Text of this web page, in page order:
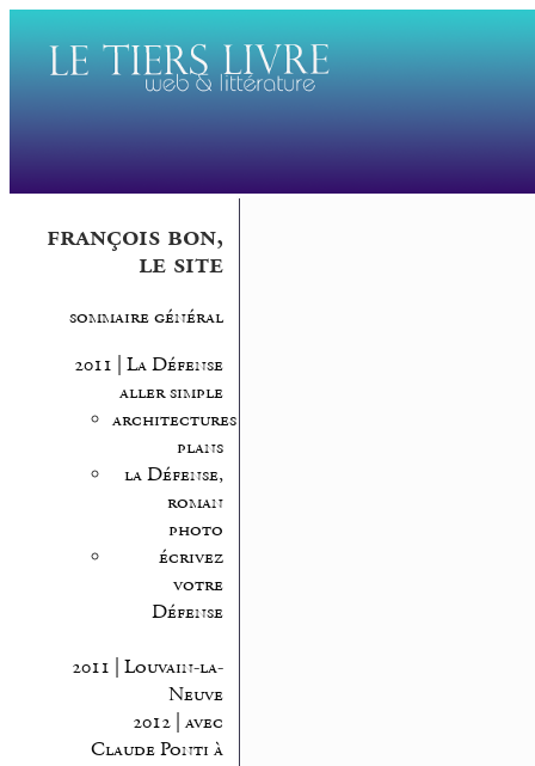
françois bon,
le site
sommaire général
2011 | La Défense
aller simple
architectures,
plans
la Défense,
roman
photo
écrivez
votre
Défense
2011 | Louvain-la-
Neuve
2012 | avec
Claude Ponti à